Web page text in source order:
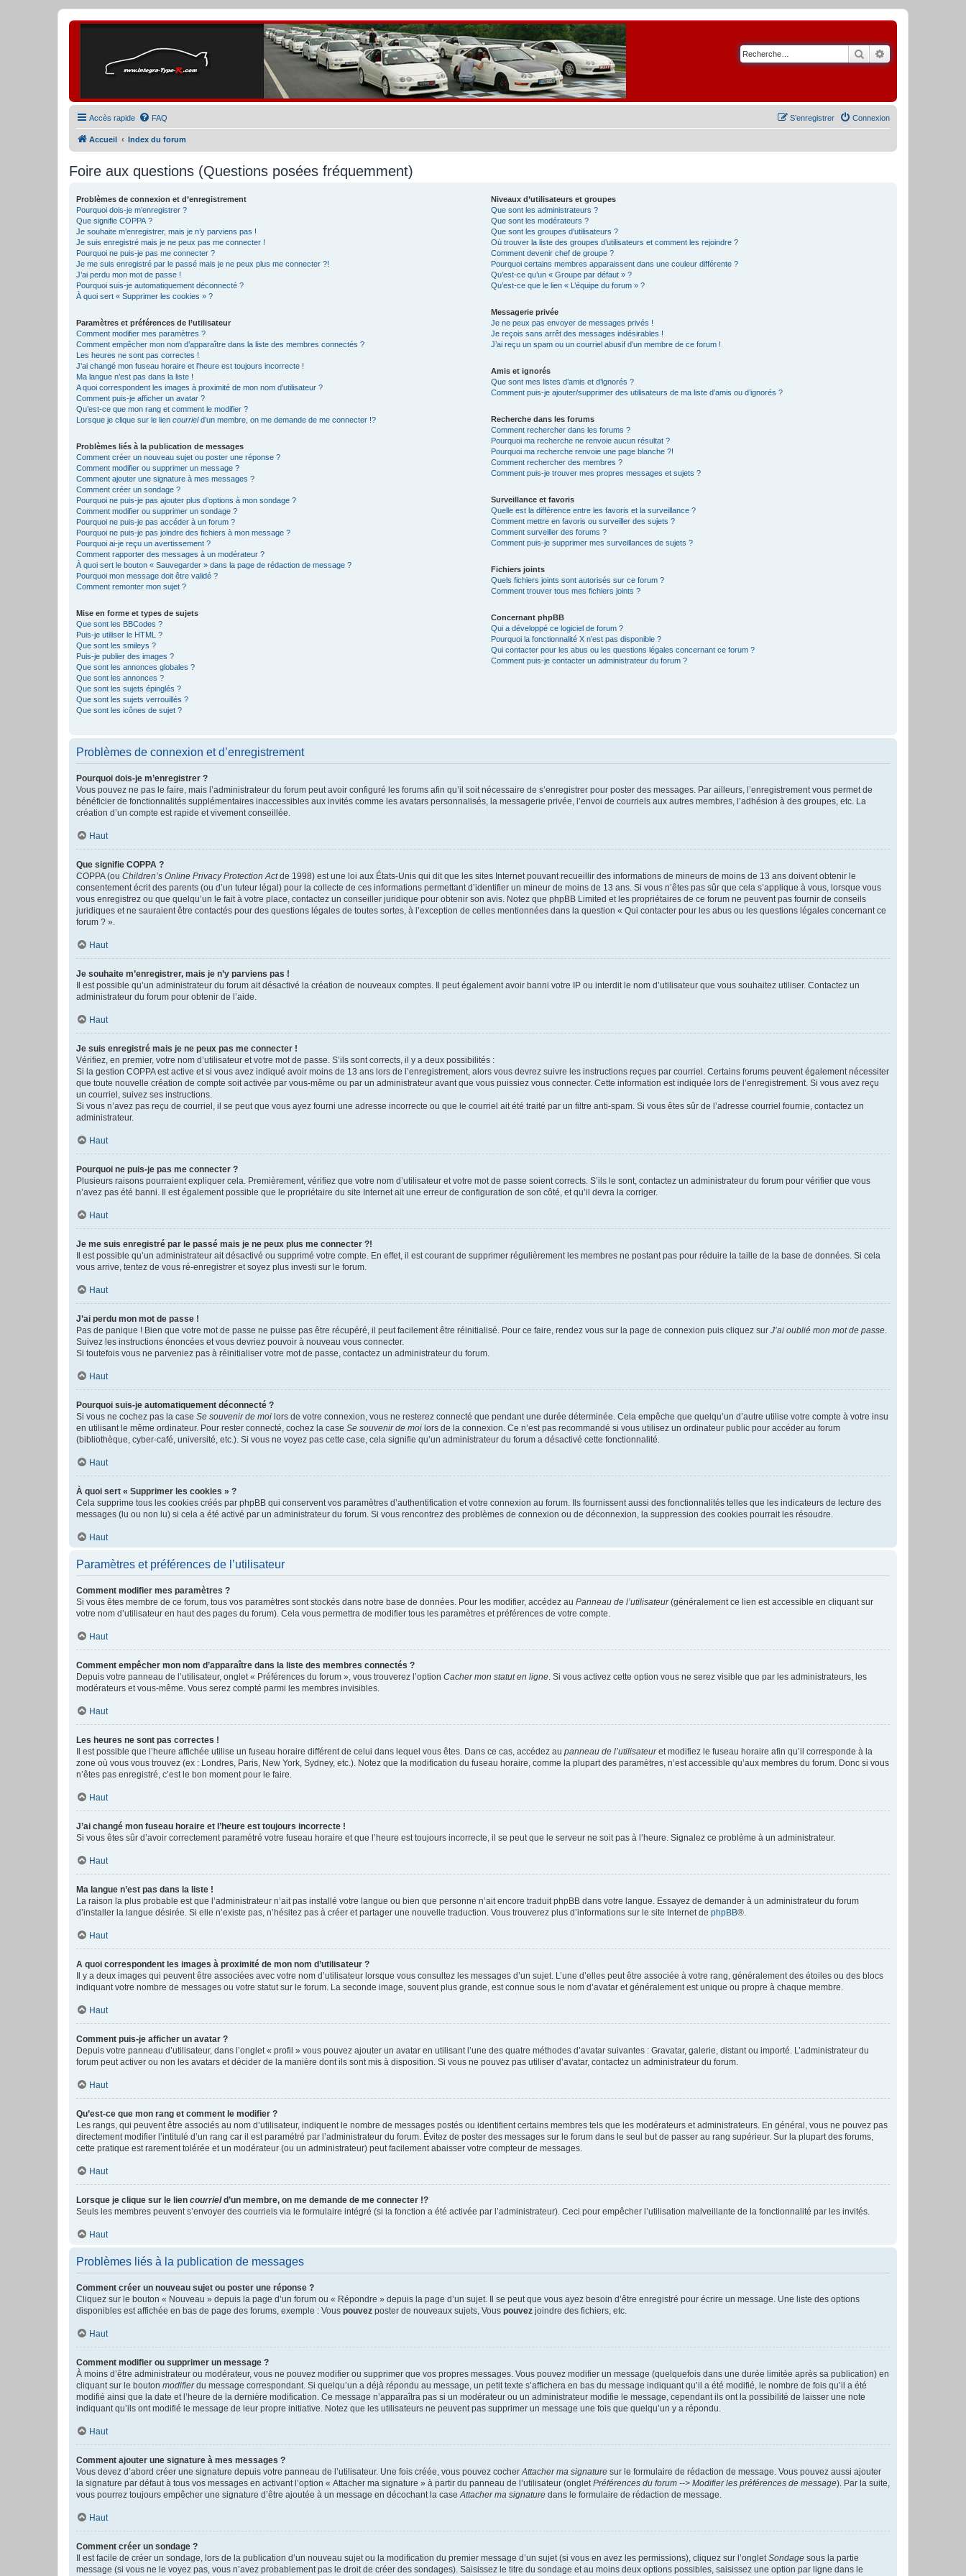
Rechercher
Accès rapide FAQ Connexion
S’enregistrer
Accueil Index du forum
Foire aux questions (Questions posées fréquemment)
Problèmes de connexion et d’enregistrement
Pourquoi dois-je m’enregistrer ?
Que signifie COPPA ?
Je souhaite m’enregistrer, mais je n’y parviens pas !
Je suis enregistré mais je ne peux pas me connecter !
Pourquoi ne puis-je pas me connecter ?
Je me suis enregistré par le passé mais je ne peux plus me connecter ?!
J’ai perdu mon mot de passe !
Pourquoi suis-je automatiquement déconnecté ?
À quoi sert « Supprimer les cookies » ?
Paramètres et préférences de l’utilisateur
Comment modifier mes paramètres ?
Comment empêcher mon nom d’apparaître dans la liste des membres connectés ?
Les heures ne sont pas correctes !
J’ai changé mon fuseau horaire et l’heure est toujours incorrecte !
Ma langue n’est pas dans la liste !
A quoi correspondent les images à proximité de mon nom d’utilisateur ?
Comment puis-je afficher un avatar ?
Qu’est-ce que mon rang et comment le modifier ?
Lorsque je clique sur le lien courrield’un membre, on me demande de me connecter !?
Problèmes liés à la publication de messages
Comment créer un nouveau sujet ou poster une réponse ?
Comment modifier ou supprimer un message ?
Comment ajouter une signature à mes messages ?
Comment créer un sondage ?
Pourquoi ne puis-je pas ajouter plus d’options à mon sondage ?
Comment modifier ou supprimer un sondage ?
Pourquoi ne puis-je pas accéder à un forum ?
Pourquoi ne puis-je pas joindre des fichiers à mon message ?
Pourquoi ai-je reçu un avertissement ?
Comment rapporter des messages à un modérateur ?
À quoi sert le bouton « Sauvegarder » dans la page de rédaction de message ?
Pourquoi mon message doit être validé ?
Comment remonter mon sujet ?
Mise en forme et types de sujets
Que sont les BBCodes ?
Puis-je utiliser le HTML ?
Que sont les smileys ?
Puis-je publier des images ?
Que sont les annonces globales ?
Que sont les annonces ?
Que sont les sujets épinglés ?
Que sont les sujets verrouillés ?
Que sont les icônes de sujet ?
Niveaux d’utilisateurs et groupes
Que sont les administrateurs ?
Que sont les modérateurs ?
Que sont les groupes d’utilisateurs ?
Où trouver la liste des groupes d’utilisateurs et comment les rejoindre ?
Comment devenir chef de groupe ?
Pourquoi certains membres apparaissent dans une couleur différente ?
Qu’est-ce qu’un « Groupe par défaut » ?
Qu’est-ce que le lien « L’équipe du forum » ?
Messagerie privée
Je ne peux pas envoyer de messages privés !
Je reçois sans arrêt des messages indésirables !
J’ai reçu un spam ou un courriel abusif d’un membre de ce forum !
Amis et ignorés
Que sont mes listes d’amis et d’ignorés ?
Comment puis-je ajouter/supprimer des utilisateurs de ma liste d’amis ou d’ignorés ?
Recherche dans les forums
Comment rechercher dans les forums ?
Pourquoi ma recherche ne renvoie aucun résultat ?
Pourquoi ma recherche renvoie une page blanche ?!
Comment rechercher des membres ?
Comment puis-je trouver mes propres messages et sujets ?
Surveillance et favoris
Quelle est la différence entre les favoris et la surveillance ?
Comment mettre en favoris ou surveiller des sujets ?
Comment surveiller des forums ?
Comment puis-je supprimer mes surveillances de sujets ?
Fichiers joints
Quels fichiers joints sont autorisés sur ce forum ?
Comment trouver tous mes fichiers joints ?
Concernant phpBB
Qui a développé ce logiciel de forum ?
Pourquoi la fonctionnalité X n’est pas disponible ?
Qui contacter pour les abus ou les questions légales concernant ce forum ?
Comment puis-je contacter un administrateur du forum ?
Problèmes de connexion et d’enregistrement
Pourquoi dois-je m’enregistrer ?
Vous pouvez ne pas le faire, mais l’administrateur du forum peut avoir configuré les forums afin qu’il soit nécessaire de s’enregistrer pour poster des messages. Par ailleurs, l’enregistrement vous permet de
bénéficier de fonctionnalités supplémentaires inaccessibles aux invités comme les avatars personnalisés, la messagerie privée, l’envoi de courriels aux autres membres, l’adhésion à des groupes, etc. La
création d’un compte est rapide et vivement conseillée.
Haut
Que signifie COPPA ?
COPPA (ou Children’s Online Privacy Protection Actde 1998) est une loi aux États-Unis qui dit que les sites Internet pouvant recueillir des informations de mineurs de moins de 13 ans doivent obtenir le
consentement écrit des parents (ou d’un tuteur légal) pour la collecte de ces informations permettant d’identifier un mineur de moins de 13 ans. Si vous n’êtes pas sûr que cela s’applique à vous, lorsque vous
vous enregistrez ou que quelqu’un le fait à votre place, contactez un conseiller juridique pour obtenir son avis. Notez que phpBB Limited et les propriétaires de ce forum ne peuvent pas fournir de conseils
juridiques et ne sauraient être contactés pour des questions légales de toutes sortes, à l’exception de celles mentionnées dans la question « Qui contacter pour les abus ou les questions légales concernant ce
forum ? ».
Haut
Je souhaite m’enregistrer, mais je n’y parviens pas !
Il est possible qu’un administrateur du forum ait désactivé la création de nouveaux comptes. Il peut également avoir banni votre IP ou interdit le nom d’utilisateur que vous souhaitez utiliser. Contactez un
administrateur du forum pour obtenir de l’aide.
Haut
Je suis enregistré mais je ne peux pas me connecter !
Vérifiez, en premier, votre nom d’utilisateur et votre mot de passe. S’ils sont corrects, il y a deux possibilités :
Si la gestion COPPA est active et si vous avez indiqué avoir moins de 13 ans lors de l’enregistrement, alors vous devrez suivre les instructions reçues par courriel. Certains forums peuvent également nécessiter
que toute nouvelle création de compte soit activée par vous-même ou par un administrateur avant que vous puissiez vous connecter. Cette information est indiquée lors de l’enregistrement. Si vous avez reçu
un courriel, suivez ses instructions.
Si vous n’avez pas reçu de courriel, il se peut que vous ayez fourni une adresse incorrecte ou que le courriel ait été traité par un filtre anti-spam. Si vous êtes sûr de l’adresse courriel fournie, contactez un
administrateur.
Haut
Pourquoi ne puis-je pas me connecter ?
Plusieurs raisons pourraient expliquer cela. Premièrement, vérifiez que votre nom d’utilisateur et votre mot de passe soient corrects. S’ils le sont, contactez un administrateur du forum pour vérifier que vous
n’avez pas été banni. Il est également possible que le propriétaire du site Internet ait une erreur de configuration de son côté, et qu’il devra la corriger.
Haut
Je me suis enregistré par le passé mais je ne peux plus me connecter ?!
Il est possible qu’un administrateur ait désactivé ou supprimé votre compte. En effet, il est courant de supprimer régulièrement les membres ne postant pas pour réduire la taille de la base de données. Si cela
vous arrive, tentez de vous ré-enregistrer et soyez plus investi sur le forum.
Haut
J’ai perdu mon mot de passe !
Pas de panique ! Bien que votre mot de passe ne puisse pas être récupéré, il peut facilement être réinitialisé. Pour ce faire, rendez vous sur la page de connexion puis cliquez sur J’ai oublié mon mot de passe.
Suivez les instructions énoncées et vous devriez pouvoir à nouveau vous connecter.
Si toutefois vous ne parveniez pas à réinitialiser votre mot de passe, contactez un administrateur du forum.
Haut
Pourquoi suis-je automatiquement déconnecté ?
Si vous ne cochez pas la case Se souvenir de moi lors de votre connexion, vous ne resterez connecté que pendant une durée déterminée. Cela empêche que quelqu’un d’autre utilise votre compte à votre insu
en utilisant le même ordinateur. Pour rester connecté, cochez la case Se souvenir de moi lors de la connexion. Ce n’est pas recommandé si vous utilisez un ordinateur public pour accéder au forum
(bibliothèque, cyber-café, université, etc.). Si vous ne voyez pas cette case, cela signifie qu’un administrateur du forum a désactivé cette fonctionnalité.
Haut
À quoi sert « Supprimer les cookies » ?
Cela supprime tous les cookies créés par phpBB qui conservent vos paramètres d’authentification et votre connexion au forum. Ils fournissent aussi des fonctionnalités telles que les indicateurs de lecture des
messages (lu ou non lu) si cela a été activé par un administrateur du forum. Si vous rencontrez des problèmes de connexion ou de déconnexion, la suppression des cookies pourrait les résoudre.
Haut
Paramètres et préférences de l’utilisateur
Comment modifier mes paramètres ?
Si vous êtes membre de ce forum, tous vos paramètres sont stockés dans notre base de données. Pour les modifier, accédez au Panneau de l’utilisateur(généralement ce lien est accessible en cliquant sur
votre nom d’utilisateur en haut des pages du forum). Cela vous permettra de modifier tous les paramètres et préférences de votre compte.
Haut
Comment empêcher mon nom d’apparaître dans la liste des membres connectés ?
Depuis votre panneau de l’utilisateur, onglet « Préférences du forum », vous trouverez l’option Cacher mon statut en ligne. Si vous activez cette option vous ne serez visible que par les administrateurs, les
modérateurs et vous-même. Vous serez compté parmi les membres invisibles.
Haut
Les heures ne sont pas correctes !
Il est possible que l’heure affichée utilise un fuseau horaire différent de celui dans lequel vous êtes. Dans ce cas, accédez au panneau de l’utilisateuret modifiez le fuseau horaire afin qu’il corresponde à la
zone où vous vous trouvez (ex : Londres, Paris, New York, Sydney, etc.). Notez que la modification du fuseau horaire, comme la plupart des paramètres, n’est accessible qu’aux membres du forum. Donc si vous
n’êtes pas enregistré, c’est le bon moment pour le faire.
Haut
J’ai changé mon fuseau horaire et l’heure est toujours incorrecte !
Si vous êtes sûr d’avoir correctement paramétré votre fuseau horaire et que l’heure est toujours incorrecte, il se peut que le serveur ne soit pas à l’heure. Signalez ce problème à un administrateur.
Haut
Ma langue n’est pas dans la liste !
La raison la plus probable est que l’administrateur n’ait pas installé votre langue ou bien que personne n’ait encore traduit phpBB dans votre langue. Essayez de demander à un administrateur du forum
d’installer la langue désirée. Si elle n’existe pas, n’hésitez pas à créer et partager une nouvelle traduction. Vous trouverez plus d’informations sur le site Internet de phpBB®.
Haut
A quoi correspondent les images à proximité de mon nom d’utilisateur ?
Il y a deux images qui peuvent être associées avec votre nom d’utilisateur lorsque vous consultez les messages d’un sujet. L’une d’elles peut être associée à votre rang, généralement des étoiles ou des blocs
indiquant votre nombre de messages ou votre statut sur le forum. La seconde image, souvent plus grande, est connue sous le nom d’avatar et généralement est unique ou propre à chaque membre.
Haut
Comment puis-je afficher un avatar ?
Depuis votre panneau d’utilisateur, dans l’onglet « profil » vous pouvez ajouter un avatar en utilisant l’une des quatre méthodes d’avatar suivantes : Gravatar, galerie, distant ou importé. L’administrateur du
forum peut activer ou non les avatars et décider de la manière dont ils sont mis à disposition. Si vous ne pouvez pas utiliser d’avatar, contactez un administrateur du forum.
Haut
Qu’est-ce que mon rang et comment le modifier ?
Les rangs, qui peuvent être associés au nom d’utilisateur, indiquent le nombre de messages postés ou identifient certains membres tels que les modérateurs et administrateurs. En général, vous ne pouvez pas
directement modifier l’intitulé d’un rang car il est paramétré par l’administrateur du forum. Évitez de poster des messages sur le forum dans le seul but de passer au rang supérieur. Sur la plupart des forums,
cette pratique est rarement tolérée et un modérateur (ou un administrateur) peut facilement abaisser votre compteur de messages.
Haut
Lorsque je clique sur le lien courrield’un membre, on me demande de me connecter !?
Seuls les membres peuvent s’envoyer des courriels via le formulaire intégré (si la fonction a été activée par l’administrateur). Ceci pour empêcher l’utilisation malveillante de la fonctionnalité par les invités.
Haut
Problèmes liés à la publication de messages
Comment créer un nouveau sujet ou poster une réponse ?
Cliquez sur le bouton « Nouveau » depuis la page d’un forum ou « Répondre » depuis la page d’un sujet. Il se peut que vous ayez besoin d’être enregistré pour écrire un message. Une liste des options
disponibles est affichée en bas de page des forums, exemple : Vous pouvez poster de nouveaux sujets, Vous pouvez joindre des fichiers, etc.
Haut
Comment modifier ou supprimer un message ?
À moins d’être administrateur ou modérateur, vous ne pouvez modifier ou supprimer que vos propres messages. Vous pouvez modifier un message (quelquefois dans une durée limitée après sa publication) en
cliquant sur le bouton modifierdu message correspondant. Si quelqu’un a déjà répondu au message, un petit texte s’affichera en bas du message indiquant qu’il a été modifié, le nombre de fois qu’il a été
modifié ainsi que la date et l’heure de la dernière modification. Ce message n’apparaîtra pas si un modérateur ou un administrateur modifie le message, cependant ils ont la possibilité de laisser une note
indiquant qu’ils ont modifié le message de leur propre initiative. Notez que les utilisateurs ne peuvent pas supprimer un message une fois que quelqu’un y a répondu.
Haut
Comment ajouter une signature à mes messages ?
Vous devez d’abord créer une signature depuis votre panneau de l’utilisateur. Une fois créée, vous pouvez cocherAttacher ma signature sur le formulaire de rédaction de message. Vous pouvez aussi ajouter
la signature par défaut à tous vos messages en activant l’option « Attacher ma signature » à partir du panneau de l’utilisateur (ongletPréférences du forum --> Modifier les préférences de message). Par la suite,
vous pourrez toujours empêcher une signature d’être ajoutée à un message en décochant la caseAttacher ma signature dans le formulaire de rédaction de message.
Haut
Comment créer un sondage ?
Il est facile de créer un sondage, lors de la publication d’un nouveau sujet ou la modification du premier message d’un sujet (si vous en avez les permissions), cliquez sur l’ongletSondage sous la partie
message (si vous ne le voyez pas, vous n’avez probablement pas le droit de créer des sondages). Saisissez le titre du sondage et au moins deux options possibles, saisissez une option par ligne dans le